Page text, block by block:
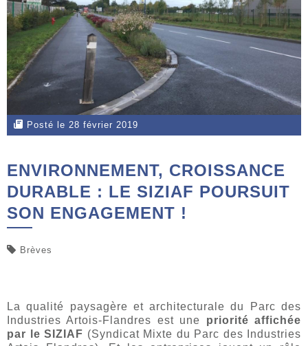
Posté le 28 février 2019
ENVIRONNEMENT, CROISSANCE
DURABLE : LE SIZIAF POURSUIT
SON ENGAGEMENT !
Brèves
La qualité paysagère et architecturale du Parc des
Industries Artois-Flandres est une priorité affichée
par le SIZIAF (Syndicat Mixte du Parc des Industries